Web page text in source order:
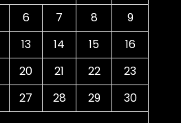
6 7 8
9
13 14 15
16
20 21 22
23
27 28 29
30